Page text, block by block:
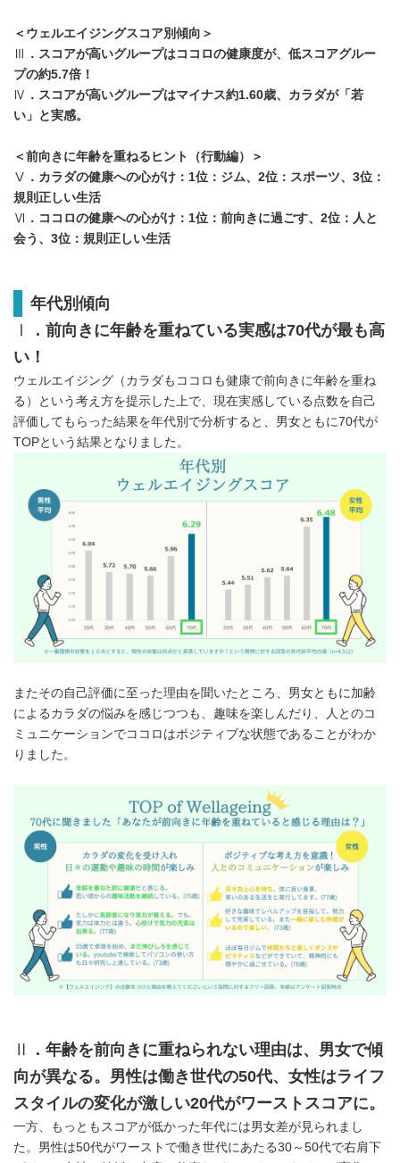
＜ウェルエイジングスコア別傾向＞
Ⅲ ．スコアが高いグループはココロの健康度が、低スコアグルー
プの約5.7倍！
Ⅳ ．スコアが高いグループはマイナス約1.60歳、カラダが「若
い」と実感。
＜前向きに年齢を重ねるヒント（行動編）＞
Ⅴ ．カラダの健康への心がけ： 1位：ジム、 2位：スポーツ、 3位：
規則正しい生活
Ⅵ ．ココロの健康への心がけ： 1位：前向きに過ごす、 2位：人と
会う、 3位：規則正しい生活
年代別傾向
Ⅰ
．前向きに年齢を重ねている実感は70代が最も高
い！
ウェルエイジング（カラダもココロも健康で前向きに年齢を重ね
る）という考え方を提示した上で、現在実感している点数を自己
評価してもらった結果を年代別で分析すると、男女ともに70代が
TOPという結果となりました。
またその自己評価に至った理由を聞いたところ、男女ともに加齢
によるカラダの悩みを感じつつも、趣味を楽しんだり、人とのコ
ミュニケーションでココロはポジティブな状態であることがわか
りました。
Ⅱ
．年齢を前向きに重ねられない理由は、男女で傾
向が異なる。男性は働き世代の50代、女性はライフ
スタイルの変化が激しい20代がワーストスコアに。
一方、もっともスコアが低かった年代には男女差が見られまし
た。男性は50代がワーストで働き世代にあたる30～50代で右肩下